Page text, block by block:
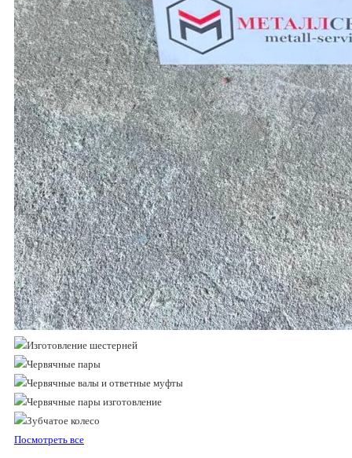
Посмотреть все